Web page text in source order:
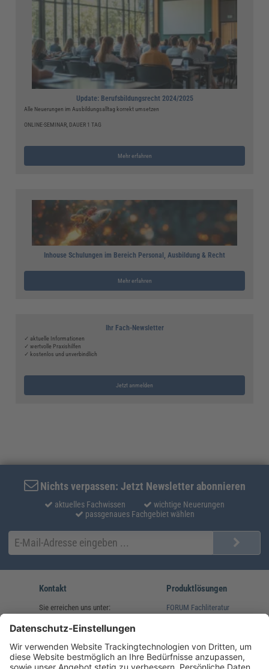
Update: Berufsbildungsrecht 2024/2025
Alle Neuerungen im Ausbildungsalltag korrekt umsetzen
ONLINE-SEMINAR, DAUER 1 TAG
Mehr erfahren
Inhouse Schulungen im Bereich Personal, Ausbildung & Recht
Mehr erfahren
Ihr Fach-Newsletter
✓ aktuelle Informationen
✓ wertvolle Praxishilfen
✓ kostenlos und unverbindlich
Jetzt anmelden
Nichts verpassen: Jetzt Newsletter abonnieren
aktuelles Fachwissen
wichtige Neuerungen
passgenaues Fachgebiet wählen
Kontakt
Sie erreichen uns unter:
(08233) 38 11 23
service@forum-verlag.com
Produktlösungen
FORUM Fachliteratur